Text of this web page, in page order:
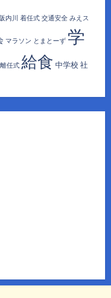
阪内川 着任式 交通安全 みえス
マラソン とまとーず 学
離任式 給食 中学校 社